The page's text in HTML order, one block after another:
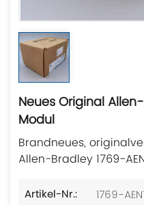
Neues Original
Modul
Brandneues,
Allen-Bradley 1769-
Artikel-Nr.:
1769-